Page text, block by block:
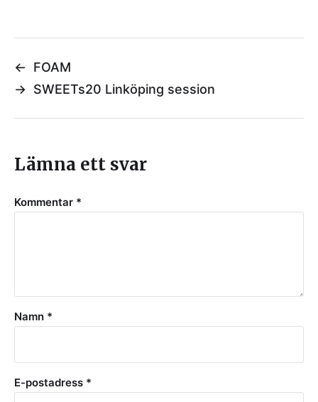
←
FOAM
→ SWEETs20 Linköping session
Lämna ett svar
Kommentar *
Namn *
E-postadress *